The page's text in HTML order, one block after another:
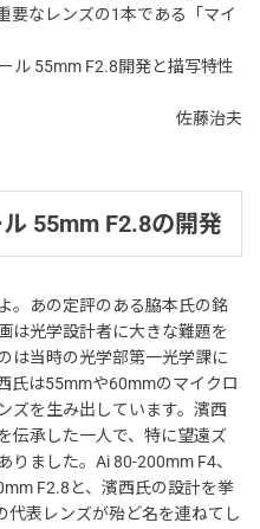
要なレンズの1本である「マイ
ル 55mm F2.8開発と描写特性
佐藤治夫
55mm F2.8の開発
。あの定評のある脇本氏の銘
は光学設計者に大きな難題を
は当時の光学部第一光学課に
氏は55mmや60mmのマイクロ
ズを生み出しています。濱西
伝承した一人で、特に望遠ズ
ました。Ai 80-200mm F4、
F2.8と、濱西氏の設計を挙
代表レンズが殆ど名を連ねてし